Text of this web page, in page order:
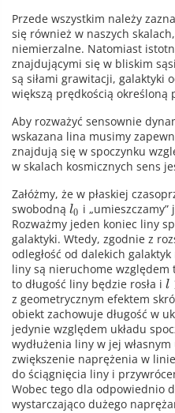
Przede wszystkim należy
się również w naszych
niemierzalne. Natomiast
znajdującymi się w bliskim
są siłami grawitacji, galaktyki
większą prędkością określoną
Aby rozważyć sensownie
wskazana lina musimy
znajdują się w spoczynku
w skalach kosmicznych sens
Załóżmy, że w płaskiej
swobodną l0 i
Rozważmy jeden koniec liny
galaktyki. Wtedy, zgodnie z
odległość od dalekich galaktyk
liny są nieruchome względem
to długość liny będzie rosła i l
z geometrycznym efektem
obiekt zachowuje długość w
jedynie względem układu
wydłużenia liny w jej
zwiększenie naprężenia w
do ściągnięcia liny i
Wobec tego dla odpowiednio
wystarczająco dużego